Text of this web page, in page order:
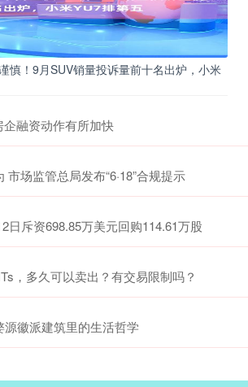
慎！9月SUV销量投诉量前十名出炉，小米
企融资动作有所加快
场监管总局发布“6·18”合规提示
日斥资698.85万美元回购114.61万股
，多久可以卖出？有交易限制吗？
徽派建筑里的生活哲学